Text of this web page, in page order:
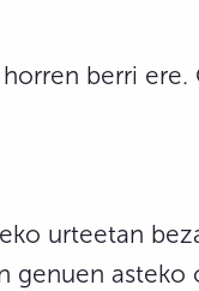
berri ere.
urteetan
genuen asteko